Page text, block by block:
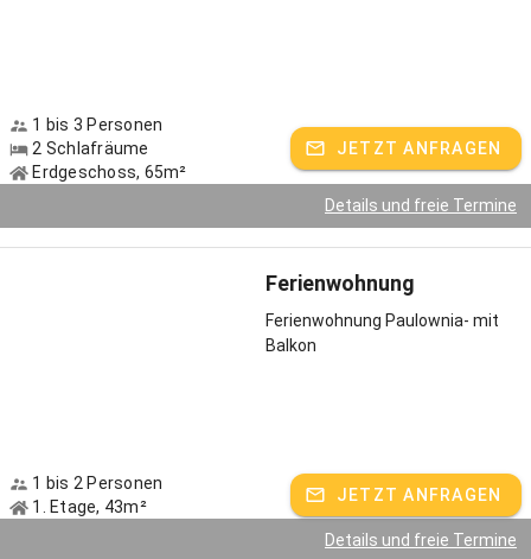
Wochenmärkten.
Gastgeber spricht:Deutsch
1 bis 3 Personen
2 Schlafräume
Erdgeschoss, 65m²
JETZT ANFRAGEN
Details und freie Termine
Ferienwohnung
Ferienwohnung Paulownia- mit
Balkon
1 bis 2 Personen
1. Etage, 43m²
JETZT ANFRAGEN
Details und freie Termine